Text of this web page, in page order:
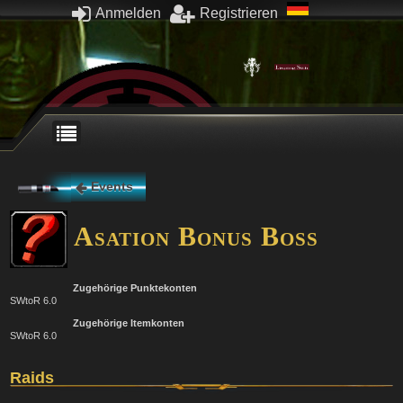
Anmelden Registrieren
Events
Asation Bonus Boss
Zugehörige Punktekonten
SWtoR 6.0
Zugehörige Itemkonten
SWtoR 6.0
Raids